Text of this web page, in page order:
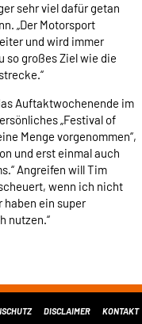
sehr viel dafür getan
„Der Motorsport
und wird immer
so großes Ziel wie die
Auftaktwochenende im
„Festival of
Menge vorgenommen“,
und erst einmal auch
Angreifen will Tim
wenn ich nicht
haben ein super
nutzen.“
KONTAKT
DISCLAIMER